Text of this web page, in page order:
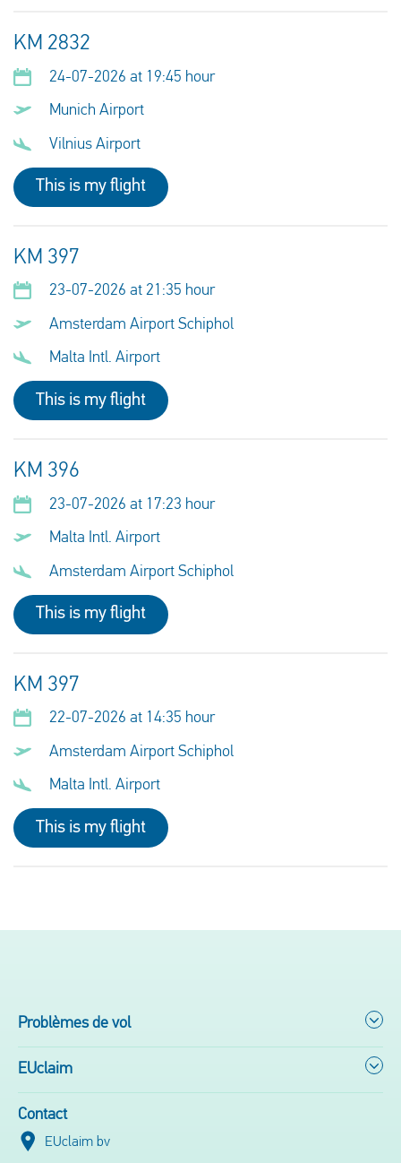
KM 2832
24-07-2026 at 19:45 hour
Munich Airport
Vilnius Airport
This is my flight
KM 397
23-07-2026 at 21:35 hour
Amsterdam Airport Schiphol
Malta Intl. Airport
This is my flight
KM 396
23-07-2026 at 17:23 hour
Malta Intl. Airport
Amsterdam Airport Schiphol
This is my flight
KM 397
22-07-2026 at 14:35 hour
Amsterdam Airport Schiphol
Malta Intl. Airport
This is my flight
Problèmes de vol
EUclaim
Contact
EUclaim bv